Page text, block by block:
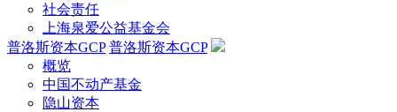
社会责任
上海泉爱公益基金会
普洛斯资本GCP 普洛斯资本GCP
概览
中国不动产基金
隐山资本